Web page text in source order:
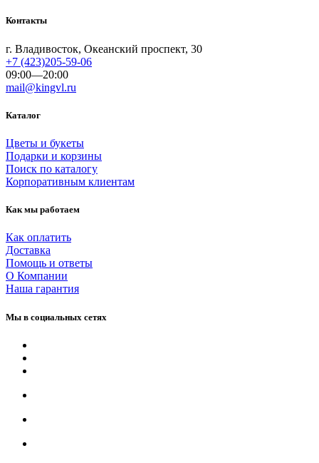
Контакты
г. Владивосток, Океанский проспект, 30
+7 (423)205-59-06
09:00—20:00
mail@kingvl.ru
Каталог
Цветы и букеты
Подарки и корзины
Поиск по каталогу
Корпоративным клиентам
Как мы работаем
Как оплатить
Доставка
Помощь и ответы
О Компании
Наша гарантия
Мы в социальных сетях